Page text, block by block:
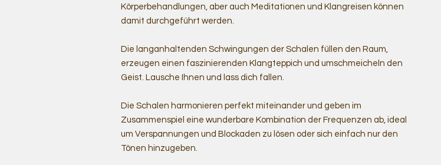
Körperbehandlungen, aber auch Meditationen und Klangreisen können
damit durchgeführt werden.
Die langanhaltenden Schwingungen der Schalen füllen den Raum,
erzeugen einen faszinierenden Klangteppich und umschmeicheln den
Geist. Lausche Ihnen und lass dich fallen.
Die Schalen harmonieren perfekt miteinander und geben im
Zusammenspiel eine wunderbare Kombination der Frequenzen ab, ideal
um Verspannungen und Blockaden zu lösen oder sich einfach nur den
Tönen hinzugeben.